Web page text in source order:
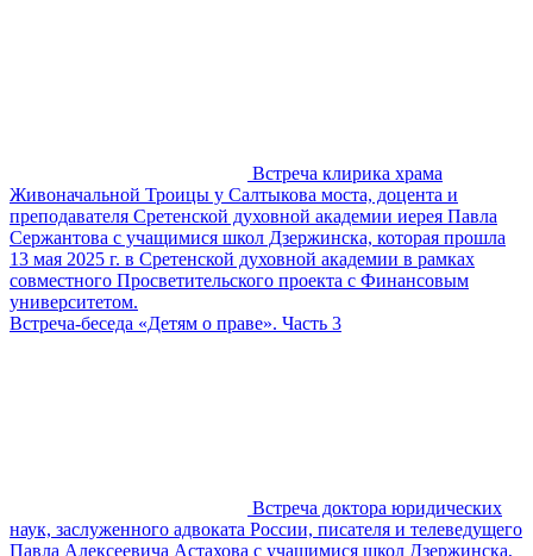
Встреча клирика храма
Живоначальной Троицы у Салтыкова моста, доцента и
преподавателя Сретенской духовной академии иерея Павла
Сержантова с учащимися школ Дзержинска, которая прошла
13 мая 2025 г. в Сретенской духовной академии в рамках
совместного Просветительского проекта с Финансовым
университетом.
Встреча-беседа «Детям о праве». Часть 3
Встреча доктора юридических
наук, заслуженного адвоката России, писателя и телеведущего
Павла Алексеевича Астахова с учащимися школ Дзержинска,